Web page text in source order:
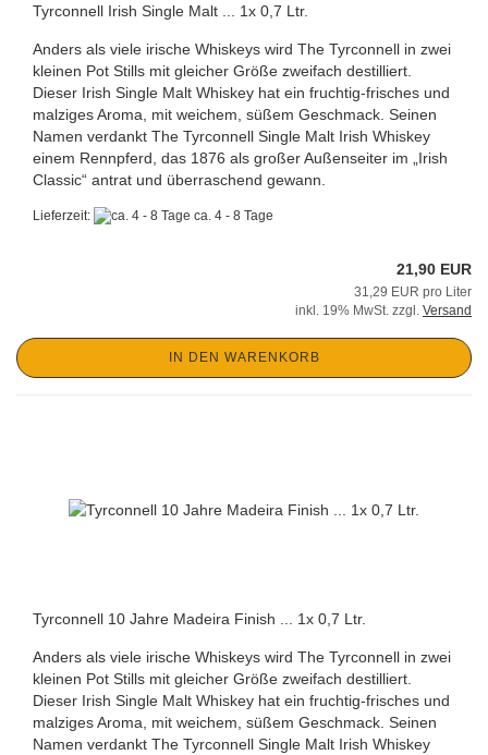
Tyrconnell Irish Single Malt ... 1x 0,7 Ltr.
Anders als viele irische Whiskeys wird The Tyrconnell in zwei
kleinen Pot Stills mit gleicher Größe zweifach destilliert.
Dieser Irish Single Malt Whiskey hat ein fruchtig-frisches und
malziges Aroma, mit weichem, süßem Geschmack. Seinen
Namen verdankt The Tyrconnell Single Malt Irish Whiskey
einem Rennpferd, das 1876 als großer Außenseiter im „Irish
Classic“ antrat und überraschend gewann.
Lieferzeit: ca. 4 - 8 Tage
21,90 EUR
31,29 EUR pro Liter
inkl. 19% MwSt. zzgl. Versand
IN DEN WARENKORB
Tyrconnell 10 Jahre Madeira Finish ... 1x 0,7 Ltr.
Anders als viele irische Whiskeys wird The Tyrconnell in zwei
kleinen Pot Stills mit gleicher Größe zweifach destilliert.
Dieser Irish Single Malt Whiskey hat ein fruchtig-frisches und
malziges Aroma, mit weichem, süßem Geschmack. Seinen
Namen verdankt The Tyrconnell Single Malt Irish Whiskey